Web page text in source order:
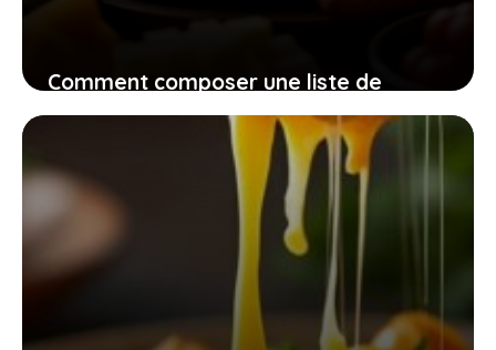
Comment composer une liste de
courses raclette pour 10 personnes et
régaler tout le monde
18 avril 2026